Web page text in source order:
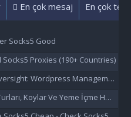
En çok mesaj En çok
Socks5 Good
Proxies (190+ Countries)
Wordpress Management Aı
Ve Yeme İçme Hakkında Eşsiz Bilgiler